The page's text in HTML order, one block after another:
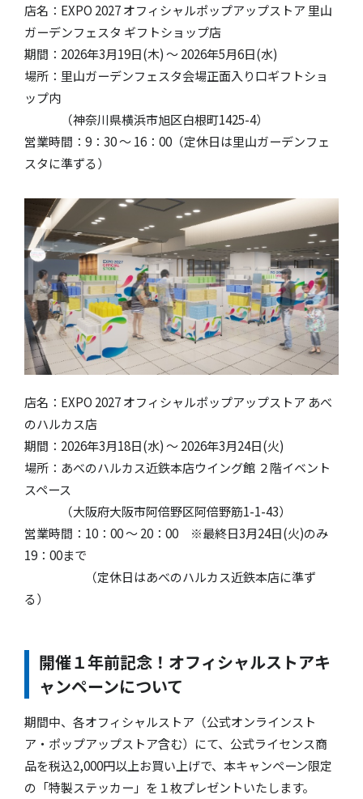
店名：EXPO 2027 オフィシャルポップアップストア 里山
ガーデンフェスタ ギフトショップ店
期間：2026年3月19日(木) ～ 2026年5月6日(水)
場所：里山ガーデンフェスタ会場正面入り口ギフトショ
ップ内
（神奈川県横浜市旭区白根町1425-4）
営業時間：9：30 〜 16：00（定休日は里山ガーデンフェ
スタに準ずる）
店名：EXPO 2027 オフィシャルポップアップストア あべ
のハルカス店
期間：2026年3月18日(水) ～ 2026年3月24日(火)
場所：あべのハルカス近鉄本店ウイング館 ２階イベント
スペース
（大阪府大阪市阿倍野区阿倍野筋1-1-43）
営業時間：10：00 〜 20：00 ※最終日3月24日(火)のみ
19：00まで
（定休日はあべのハルカス近鉄本店に準ず
る）
開催１年前記念！オフィシャルストアキ
ャンペーンについて
期間中、各オフィシャルストア（公式オンラインスト
ア・ポップアップストア含む）にて、公式ライセンス商
品を税込2,000円以上お買い上げで、本キャンペーン限定
の「特製ステッカー」を１枚プレゼントいたします。